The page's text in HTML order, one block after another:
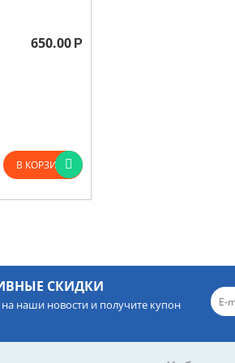
650.00 Р
В КОРЗИНУ
СКИДКИ
наши новости и получите купон